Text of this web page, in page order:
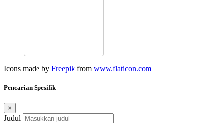
Icons made by Freepik from www.flaticon.com
Pencarian Spesifik
×
Judul